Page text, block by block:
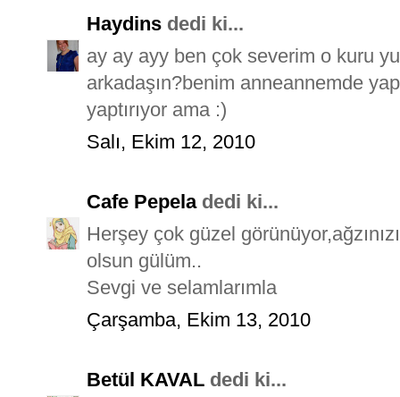
Haydins dedi ki...
ay ay ayy ben çok severim o kuru
arkadaşın?benim anneannemde
yaptırıyor ama :)
Salı, Ekim 12, 2010
Cafe Pepeladedi ki...
Herşey çok güzel
olsun gülüm..
Sevgi ve selamlarımla
Çarşamba, Ekim 13, 2010
Betül KAVAL dedi ki...